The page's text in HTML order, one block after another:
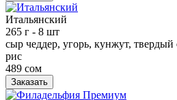
Итальянский
265 г - 8 шт
сыр чеддер, угорь, кунжут,
рис
489 сом
Заказать